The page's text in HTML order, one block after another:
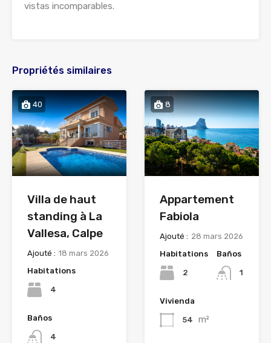
vistas incomparables.
Propriétés similaires
40
Villa de haut
standing à La
Vallesa, Calpe
Ajouté : 18 mars 2026
Habitations
4
Baños
4
8
Appartement
Fabiola
Ajouté : 28 mars 2026
Habitations
2
Baños
1
Vivienda
54 m²